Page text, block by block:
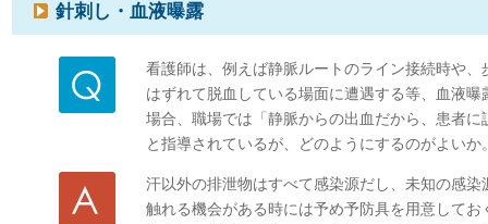
針刺し・血液曝露
看護師は、例えば静脈ルートのライン接続時や
はずれて脱血している場面に遭遇する等、血液
場合、職場では「静脈からの出血だから、患者
と指導されているが、どのようにするのがよいか
汗以外の排泄物はすべて感染源だし、未知の感
触れる機会がある時には予め予防具を用意して